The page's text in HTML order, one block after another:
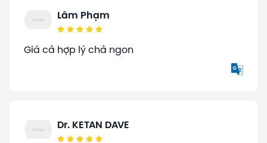
Lâm Phạm
Giá cả hợp lý chả ngon
Dr. KETAN DAVE